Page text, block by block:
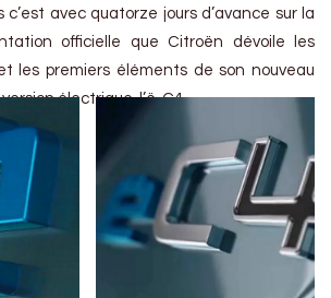
c’est avec quatorze jours d’avance sur la
officielle que Citroën dévoile les
les premiers éléments de son nouveau
électrique, l’ë-C4.